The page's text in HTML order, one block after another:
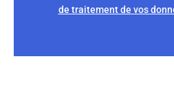
de traitement de vos